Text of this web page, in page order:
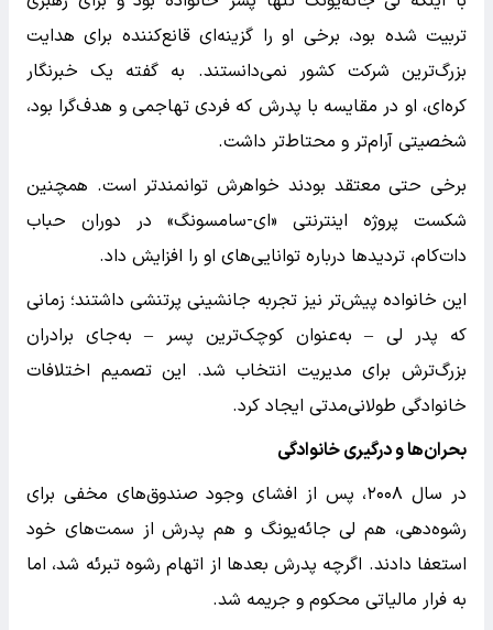
تربیت شده بود، برخی او را گزینه‌ای قانع‌کننده برای هدایت
بزرگ‌ترین شرکت کشور نمی‌دانستند. به گفته یک خبرنگار
کره‌ای، او در مقایسه با پدرش که فردی تهاجمی و هدف‌گرا بود،
شخصیتی آرام‌تر و محتاط‌تر داشت.
برخی حتی معتقد بودند خواهرش توانمندتر است. همچنین
شکست پروژه اینترنتی «ای-سامسونگ» در دوران حباب
دات‌کام، تردیدها درباره توانایی‌های او را افزایش داد.
این خانواده پیش‌تر نیز تجربه جانشینی پرتنشی داشتند؛ زمانی
که پدر لی – به‌عنوان کوچک‌ترین پسر – به‌جای برادران
بزرگ‌ترش برای مدیریت انتخاب شد. این تصمیم اختلافات
خانوادگی طولانی‌مدتی ایجاد کرد.
بحران‌ها و درگیری خانوادگی
در سال ۲۰۰۸، پس از افشای وجود صندوق‌های مخفی برای
رشوه‌دهی، هم لی جائه‌یونگ و هم پدرش از سمت‌های خود
استعفا دادند. اگرچه پدرش بعدها از اتهام رشوه تبرئه شد، اما
به فرار مالیاتی محکوم و جریمه شد.